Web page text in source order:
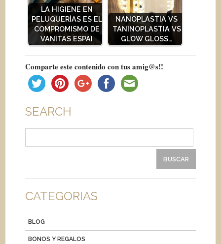
LA HIGIENE EN
PELUQUERÍAS ES EL
COMPROMISMO DE
VANITAS ESPAI
NANOPLASTIA VS
TANINOPLASTIA VS
GLOW GLOSS…
Comparte este contenido con tus amig@s!!
SEARCH
CATEGORIAS
BLOG
BONOS Y REGALOS